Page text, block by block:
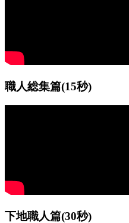
職人総集篇(15秒)
下地職人篇(30秒)